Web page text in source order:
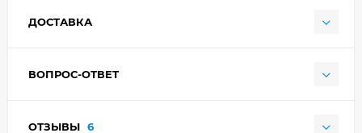
ДОСТАВКА
ВОПРОС-ОТВЕТ
ОТЗЫВЫ 6